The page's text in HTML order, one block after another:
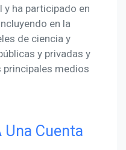
y ha participado en
en la
de ciencia y
y privadas y
principales medios
Cuenta